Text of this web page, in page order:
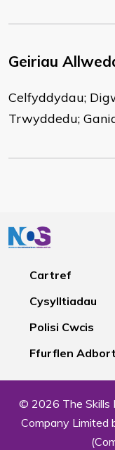
Geiriau
Celfyddydau;
Trwyddedu;
Cartref
Cysylltiadau
Polisi Cwcis
Ffurflen
© 2026 The Skills
Company Limited